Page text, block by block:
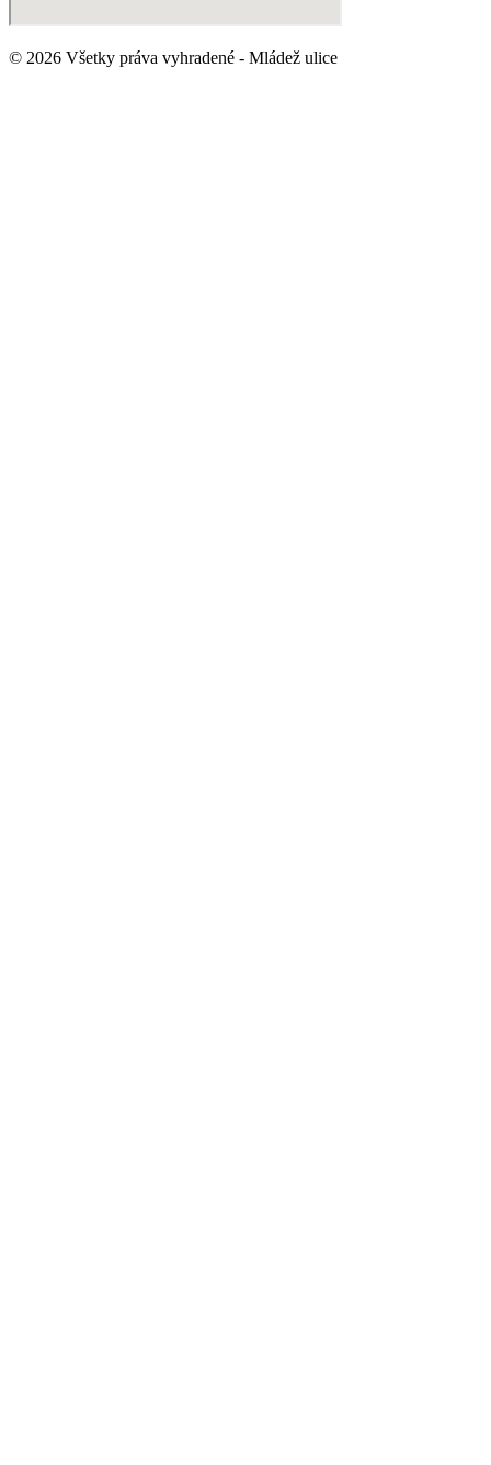
© 2026 Všetky práva vyhradené - Mládež ulice